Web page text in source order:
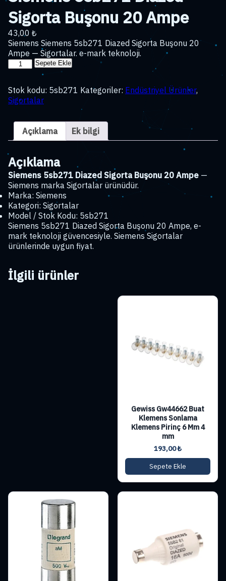
Sigorta Buşonu 20 Ampe
43,00 ₺
Siemens Siemens 5sb271 Diazed Sigorta Buşonu 20
Ampe — Sigortalar. e-mark teknoloji.
Siemens
Sigorta
Buşonu
Ampe
adet
Sepete Ekle
Stok kodu: 5sb271 Kategoriler: Endüstriyel Ürünler,
Sigortalar
Açıklama Ek bilgi
Açıklama
Siemens 5sb271 Diazed Sigorta Buşonu 20 Ampe —
Siemens marka Sigortalar ürünüdür.
Marka: Siemens
Kategori: Sigortalar
Model / Stok Kodu: 5sb271
Siemens 5sb271 Diazed Sigorta Buşonu 20 Ampe, e-
mark teknoloji güvencesiyle. Siemens Sigortalar
ürünlerinde uygun fiyat.
İlgili ürünler
Gewiss Gw44662 Buat
Klemens Sonlama
Klemens Pirinç 6 Mm 4
mm
193,00₺
Sepete Ekle